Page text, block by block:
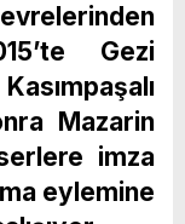
Gezi
Mazarin
imza
eylemine